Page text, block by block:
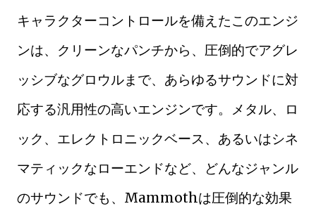
キャラクターコントロールを備えたこのエンジ
ンは、クリーンなパンチから、圧倒的でアグレ
ッシブなグロウルまで、あらゆるサウンドに対
応する汎用性の高いエンジンです。メタル、ロ
ック、エレクトロニックベース、あるいはシネ
マティックなローエンドなど、どんなジャンル
のサウンドでも、Mammothは圧倒的な効果